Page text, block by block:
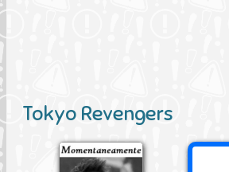
Tokyo Revengers